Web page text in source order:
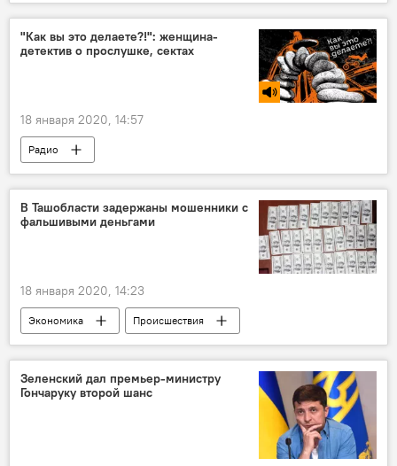
Центральный банк Республики Узбекистан
назначение
Ташкент
"Как вы это делаете?!": женщина-
детектив о прослушке, сектах
18 января 2020, 14:57
Радио
В Ташобласти задержаны мошенники с
фальшивыми деньгами
18 января 2020, 14:23
Экономика
Происшествия
В Узбекистане
фальшивые деньги
мошенник
МВД Узбекистана
Зеленский дал премьер-министру
Гончаруку второй шанс